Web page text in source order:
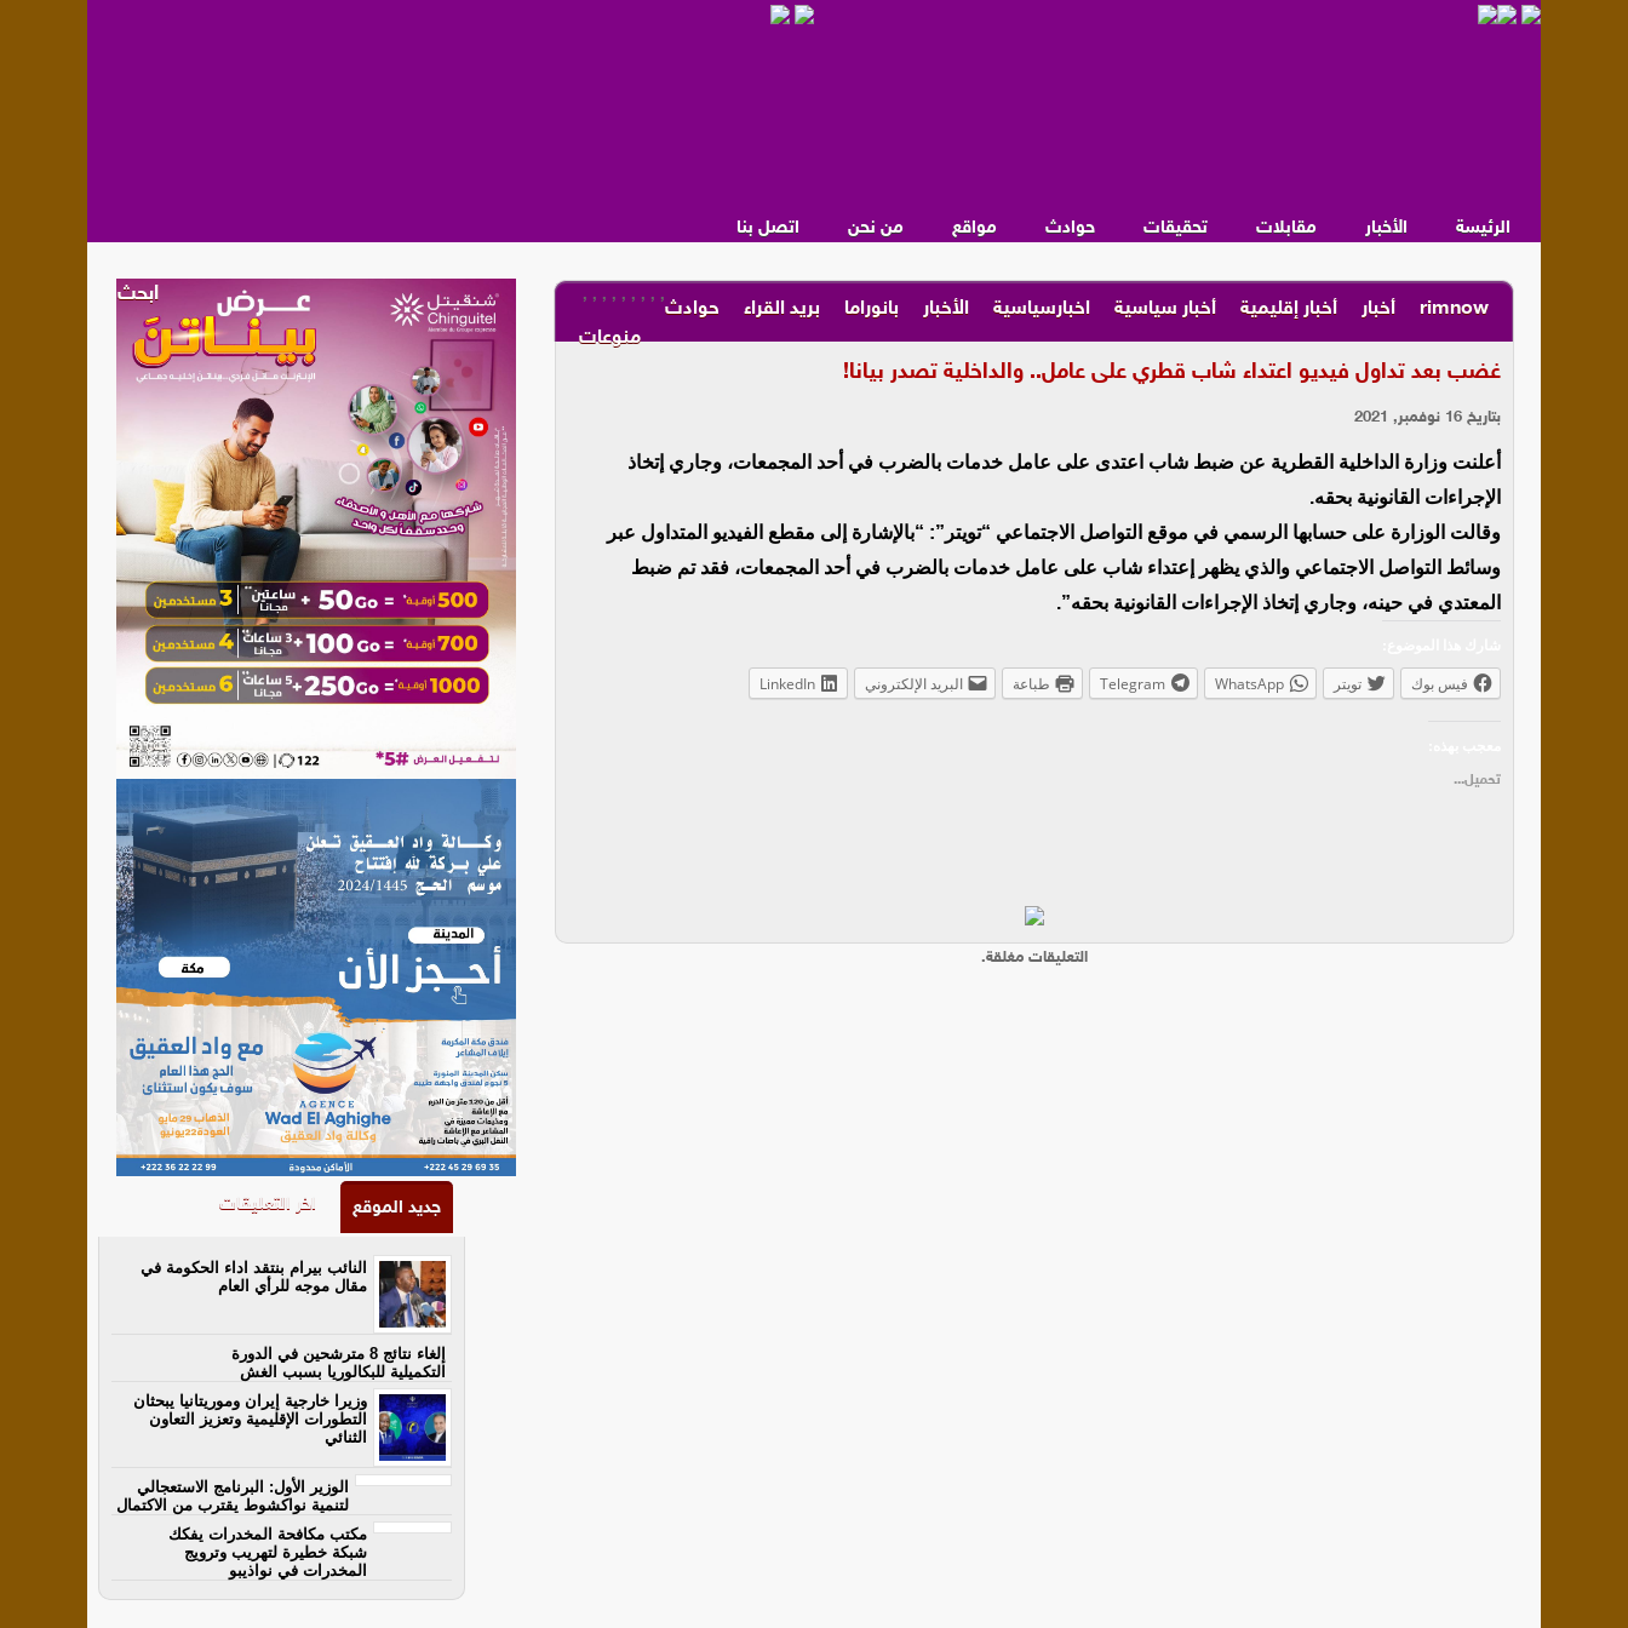
الرئيسة الأخبار مقابلات تحقيقات حوادث مواقع من نحن اتصل بنا
rimnow
,
أخبار
,
أخبار إقليمية
,
أخبار سياسية
,
اخبارسياسية
,
الأخبار
,
بانوراما
,
بريد القراء
,
حوادث
,
منوعات
غضب بعد تداول فيديو اعتداء شاب قطري على عامل.. والداخلية تصدر بيانا!
بتاريخ 16 نوفمبر, 2021
أعلنت وزارة الداخلية القطرية عن ضبط شاب اعتدى على عامل خدمات بالضرب في أحد المجمعات، وجاري إتخاذ
الإجراءات القانونية بحقه.
وقالت الوزارة على حسابها الرسمي في موقع التواصل الاجتماعي “تويتر”: “بالإشارة إلى مقطع الفيديو المتداول عبر
وسائط التواصل الاجتماعي والذي يظهر إعتداء شاب على عامل خدمات بالضرب في أحد المجمعات، فقد تم ضبط
المعتدي في حينه، وجاري إتخاذ الإجراءات القانونية بحقه”.
فيس بوك تويتر WhatsApp
Telegram طباعة البريد الإلكتروني LinkedIn
تحميل...
التعليقات مغلقة.
جديد الموقع اخر التعليقات
النائب بيرام بنتقد اداء الحكومة في
مقال موجه للرأي العام
إلغاء نتائج 8 مترشحين في الدورة
التكميلية للبكالوريا بسبب الغش
وزيرا خارجية إيران وموريتانيا يبحثان
التطورات الإقليمية وتعزيز التعاون
الثنائي
الوزير الأول: البرنامج الاستعجالي
لتنمية نواكشوط يقترب من الاكتمال
مكتب مكافحة المخدرات يفكك
شبكة خطيرة لتهريب وترويج
المخدرات في نواذيبو